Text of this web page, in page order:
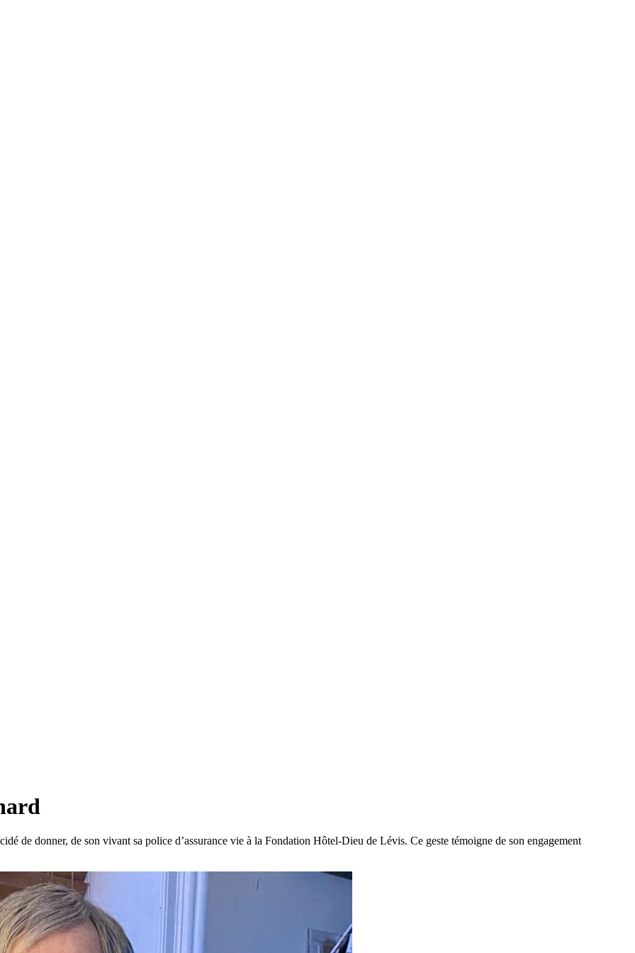
de donner, de son vivant sa police d’assurance vie à la Fondation Hôtel-Dieu de Lévis. Ce geste témoigne de son engagement